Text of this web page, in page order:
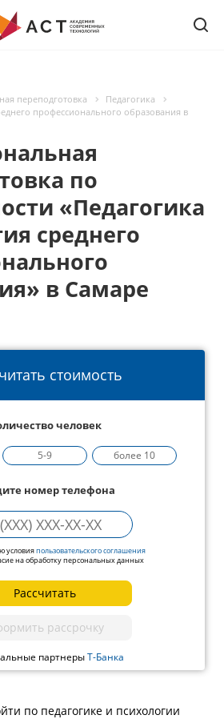
переподготовка
Педагогика
профессионального образования в
по
«Педагогика
среднего
в Самаре
стоимость
человек
5-9 более 10
номер телефона
условияпользовательского соглашения
на обработку персональных данных
Рассчитать
рассрочку
партнерыТ-Банка
по педагогике и психологии